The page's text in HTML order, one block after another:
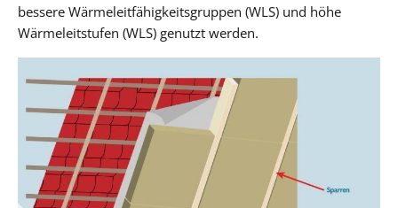
bessere Wärmeleitfähigkeitsgruppen (WLS) und höhe
Wärmeleitstufen (WLS) genutzt werden.